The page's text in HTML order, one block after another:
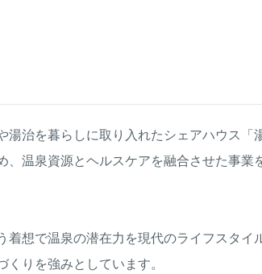
湯治を暮らしに取り入れたシェアハウス「
、温泉資源とヘルスケアを融合させた事業
着想で温泉の潜在力を現代のライフスタイ
りを強みとしています。